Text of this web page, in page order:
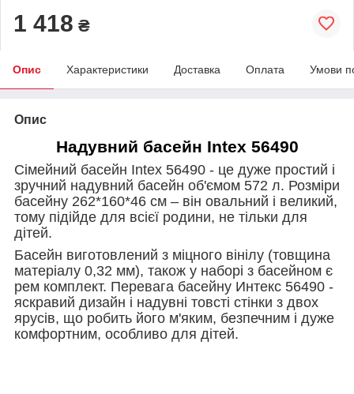
1 418 ₴
Опис Характеристики Доставка Оплата Умови
Опис
Надувний басейн Intex 56490
Сімейний басейн Intex 56490 - це дуже простий і
зручний надувний басейн об'ємом 572 л. Розміри
басейну 262*160*46 см – він овальний і великий,
тому підійде для всієї родини, не тільки для
дітей.
Басейн виготовлений з міцного вінілу (товщина
матеріалу 0,32 мм), також у наборі з басейном є
рем комплект. Перевага басейну Интекс 56490 -
яскравий дизайн і надувні товсті стінки з двох
ярусів, що робить його м'яким, безпечним і дуже
комфортним, особливо для дітей.